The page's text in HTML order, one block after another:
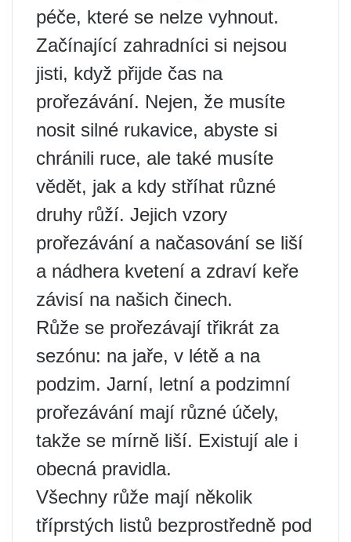
péče, které se nelze vyhnout.
Začínající zahradníci si nejsou
jisti, když přijde čas na
prořezávání. Nejen, že musíte
nosit silné rukavice, abyste si
chránili ruce, ale také musíte
vědět, jak a kdy stříhat různé
druhy růží. Jejich vzory
prořezávání a načasování se liší
a nádhera kvetení a zdraví keře
závisí na našich činech.
Růže se prořezávají třikrát za
sezónu: na jaře, v létě a na
podzim. Jarní, letní a podzimní
prořezávání mají různé účely,
takže se mírně liší. Existují ale i
obecná pravidla.
Všechny růže mají několik
tříprstých listů bezprostředně pod